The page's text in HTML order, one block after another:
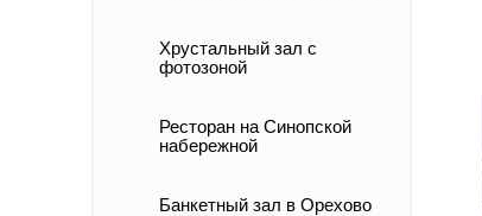
Хрустальный зал с
фотозоной
Ресторан на Синопской
набережной
Банкетный зал в Орехово